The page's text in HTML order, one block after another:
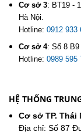
Cơ sở 3: BT19 -
Hà Nội.
Hotline: 0912 933
Cơ sở 4: Số 8
Hotline: 0989 595
HỆ THỐNG
Cơ sở TP. Thái
Địa chỉ: Số 87